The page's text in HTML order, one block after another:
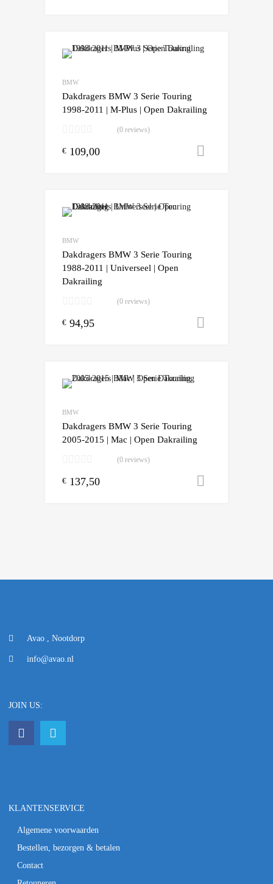
BMW
Dakdragers BMW 3 Serie Touring
1998-2011 | M-Plus | Open Dakrailing
(0 reviews)
€ 109,00
BMW
Dakdragers BMW 3 Serie Touring
1988-2011 | Universeel | Open
Dakrailing
(0 reviews)
€ 94,95
BMW
Dakdragers BMW 3 Serie Touring
2005-2015 | Mac | Open Dakrailing
(0 reviews)
€ 137,50
Avao , Nootdorp
info@avao.nl
JOIN US:
KLANTENSERVICE
Algemene voorwaarden
Bestellen, bezorgen & betalen
Contact